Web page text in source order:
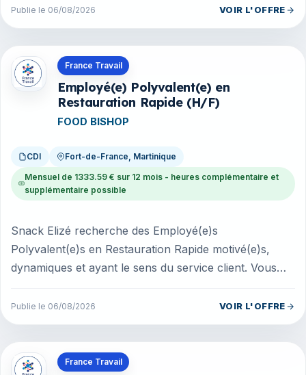
Publie le 06/08/2026 VOIR L'OFFRE
France Travail
Employé(e) Polyvalent(e) en
Restauration Rapide (H/F)
FOOD BISHOP
CDI Fort-de-France, Martinique
Mensuel de 1333.59 € sur 12 mois - heures complémentaire et
supplémentaire possible
Snack Elizé recherche des Employé(e)s
Polyvalent(e)s en Restauration Rapide motivé(e)s,
dynamiques et ayant le sens du service client. Vous
Publie le 06/08/2026 VOIR L'OFFRE
Offres en Martinique
France Travail
Offres en Martinique